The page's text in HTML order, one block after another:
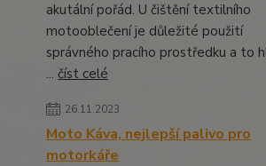
akutální pořád. U čištění textilního
motooblečení je důležité použití
správného pracího prostředku a to
... číst celé
26.11.2023
Moto Káva, nejlepší palivo pro
motorkáře